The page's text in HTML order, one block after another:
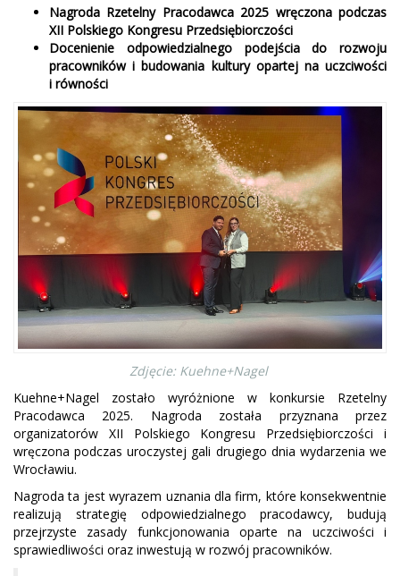
Nagroda Rzetelny Pracodawca 2025 wręczona podczas
XII Polskiego Kongresu Przedsiębiorczości
Docenienie odpowiedzialnego podejścia do rozwoju
pracowników i budowania kultury opartej na uczciwości
i równości
Zdjęcie: Kuehne+Nagel
Kuehne+Nagel zostało wyróżnione w konkursie Rzetelny
Pracodawca 2025. Nagroda została przyznana przez
organizatorów XII Polskiego Kongresu Przedsiębiorczości i
wręczona podczas uroczystej gali drugiego dnia wydarzenia we
Wrocławiu.
Nagroda ta jest wyrazem uznania dla firm, które konsekwentnie
realizują strategię odpowiedzialnego pracodawcy, budują
przejrzyste zasady funkcjonowania oparte na uczciwości i
sprawiedliwości oraz inwestują w rozwój pracowników.